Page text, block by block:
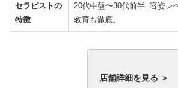
セラピストの
特徴
20代中盤〜30代前半. 容姿レ
教育も徹底。
店舗詳細を見る ＞